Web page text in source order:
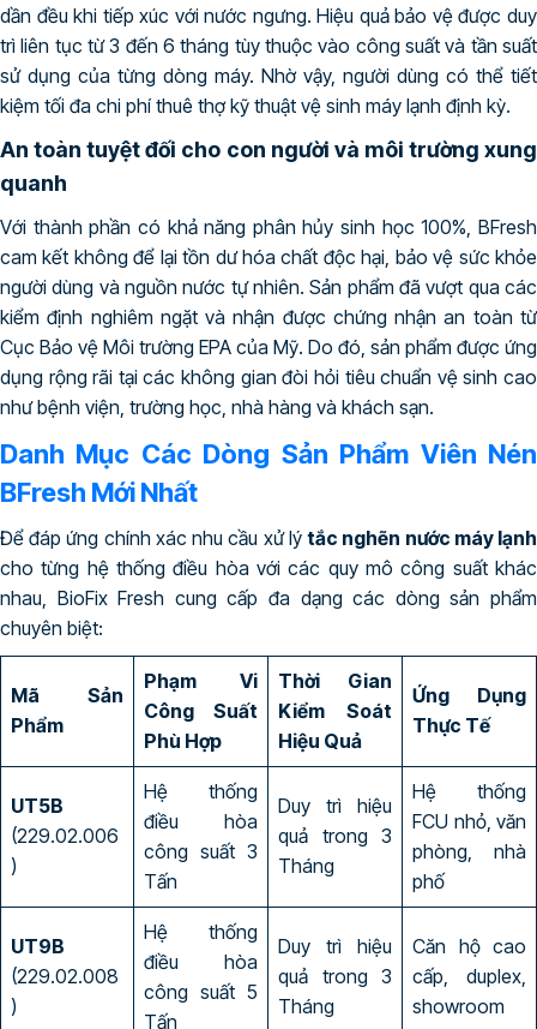
dần đều khi tiếp xúc với nước ngưng. Hiệu quả bảo vệ được duy
trì liên tục từ 3 đến 6 tháng tùy thuộc vào công suất và tần suất
sử dụng của từng dòng máy. Nhờ vậy, người dùng có thể tiết
kiệm tối đa chi phí thuê thợ kỹ thuật vệ sinh máy lạnh định kỳ.
An toàn tuyệt đối cho con người và môi trường xung
quanh
Với thành phần có khả năng phân hủy sinh học 100%, BFresh
cam kết không để lại tồn dư hóa chất độc hại, bảo vệ sức khỏe
người dùng và nguồn nước tự nhiên. Sản phẩm đã vượt qua các
kiểm định nghiêm ngặt và nhận được chứng nhận an toàn từ
Cục Bảo vệ Môi trường EPA của Mỹ. Do đó, sản phẩm được ứng
dụng rộng rãi tại các không gian đòi hỏi tiêu chuẩn vệ sinh cao
như bệnh viện, trường học, nhà hàng và khách sạn.
Danh Mục Các Dòng Sản Phẩm Viên Nén
BFresh Mới Nhất
Để đáp ứng chính xác nhu cầu xử lýtắc nghẽn nước máy lạnh
cho từng hệ thống điều hòa với các quy mô công suất khác
nhau, BioFix Fresh cung cấp đa dạng các dòng sản phẩm
chuyên biệt:
Mã Sản
Phẩm
Phạm Vi
Công Suất
Phù Hợp
Thời Gian
Kiểm Soát
Hiệu Quả
Ứng Dụng
Thực Tế
UT5B
(229.02.006
)
Hệ thống
điều hòa
công suất 3
Tấn
Duy trì hiệu
quả trong 3
Tháng
Hệ thống
FCU nhỏ, văn
phòng, nhà
phố
UT9B
(229.02.008
)
Hệ thống
điều hòa
công suất 5
Tấn
Duy trì hiệu
quả trong 3
Tháng
Căn hộ cao
cấp, duplex,
showroom